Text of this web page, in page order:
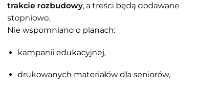
trakcie rozbudowy, a treści będą dodawane
stopniowo.
Nie wspomniano o planach:
kampanii edukacyjnej,
drukowanych materiałów dla seniorów,